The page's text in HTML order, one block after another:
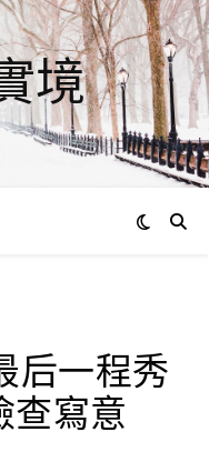
境
后一程秀
查寫意